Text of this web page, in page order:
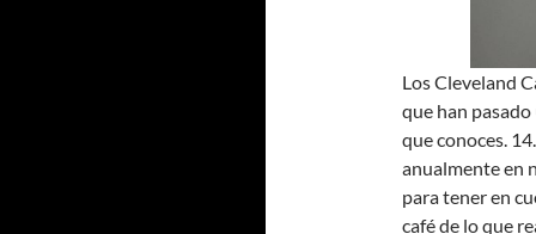
Los Cleveland
que han
que conoces.
anualmente en
para tener en
café de lo que